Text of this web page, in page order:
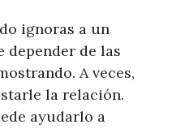
ignoras a un
depender de las
A veces,
la relación.
ayudarlo a